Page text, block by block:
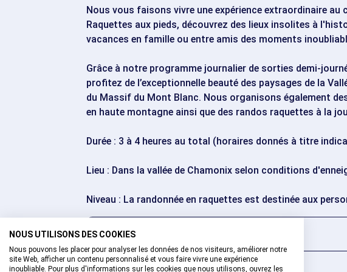
Nous vous faisons vivre une expérience extraordinaire au
Raquettes aux pieds, découvrez des lieux insolites à
vacances en famille ou entre amis des moments
Grâce à notre programme journalier de sorties demi-
profitez de l’exceptionnelle beauté des paysages de la
du Massif du Mont Blanc. Nous organisons également
en haute montagne ainsi que des randos raquettes à la
Durée : 3 à 4 heures au total (horaires donnés à titre
Lieu : Dans la vallée de Chamonix selon conditions
Niveau : La randonnée en raquettes est destinée aux
escalator_warning_black
AGE MINIMUM
NOUS UTILISONS DES COOKIES
Nous pouvons les placer pour analyser les données de nos visiteurs, améliorer notre
site Web, afficher un contenu personnalisé et vous faire vivre une expérience
inoubliable. Pour plus d'informations sur les cookies que nous utilisons, ouvrez les